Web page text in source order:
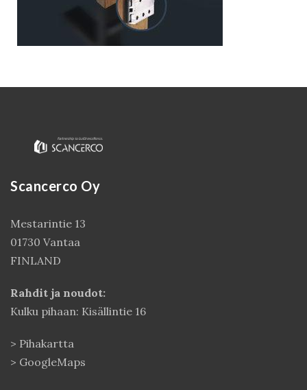
Scancerco Oy
Mestarintie 13
01730 Vantaa
FINLAND
Rahdit ja noudot:
Kulku pihaan: Kisällintie 16
> Pihakartta
> GoogleMaps